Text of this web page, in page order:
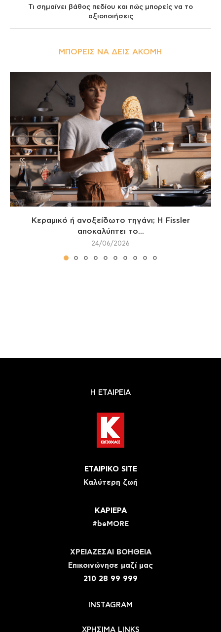
Τι σημαίνει βάθος πεδίου και πώς μπορείς να το
αξιοποιήσεις
ΜΠΟΡΕΊΣ ΝΑ ΔΕΙΣ ΑΚΌΜΗ
Κεραμικό ή ανοξείδωτο τηγάνι; Η Fissler
αποκαλύπτει το...
24/06/2026
Η ΕΤΑΙΡΕΙΑ
ΕΤΑΙΡΙΚΟ SITE
Καλύτερη ζωή
ΚΑΡΙΕΡΑ
#beMORE
ΧΡΕΙΑΖΕΣΑΙ ΒΟΗΘΕΙΑ
Eπικοινώνησε μαζί μας
210 28 99 999
INSTAGRAM
ΧΡΗΣΙΜΑ LINKS